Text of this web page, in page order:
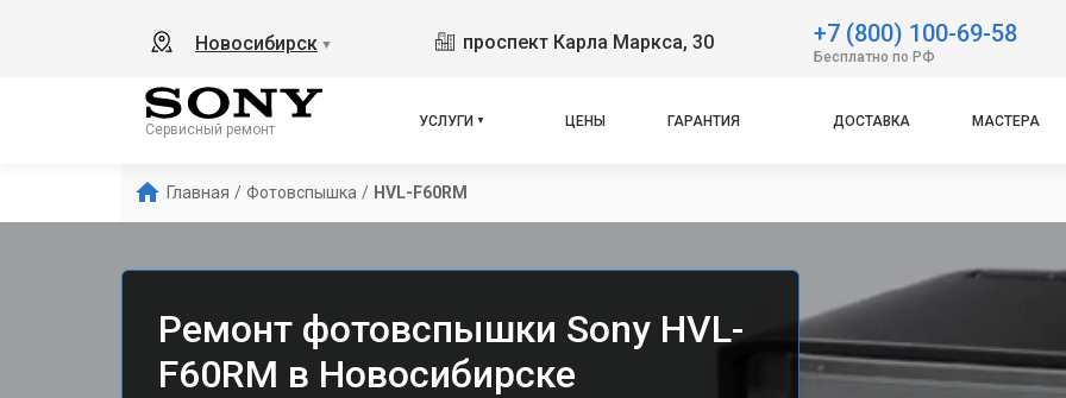
Новосибирск ▼ проспект Карла Маркса, 30 +7 (800) 100-69-58
Бесплатно по РФ
Сервисный ремонт
УСЛУГИ ЦЕНЫ ГАРАНТИЯ ДОСТАВКА МАСТЕРА
Главная / Фотовспышка / HVL-F60RM
Ремонт фотовспышки Sony HVL-
F60RM в Новосибирске